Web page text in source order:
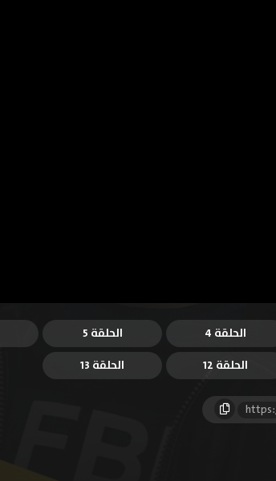
الحلقة 4 الحلقة 5
الحلقة 12 الحلقة 13